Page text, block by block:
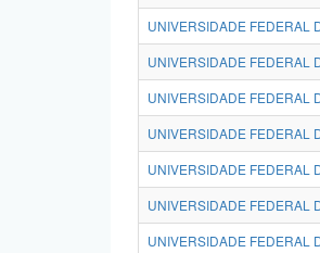
UNIVERSIDADE FEDERAL
UNIVERSIDADE FEDERAL
UNIVERSIDADE FEDERAL
UNIVERSIDADE FEDERAL
UNIVERSIDADE FEDERAL
UNIVERSIDADE FEDERAL
UNIVERSIDADE FEDERAL